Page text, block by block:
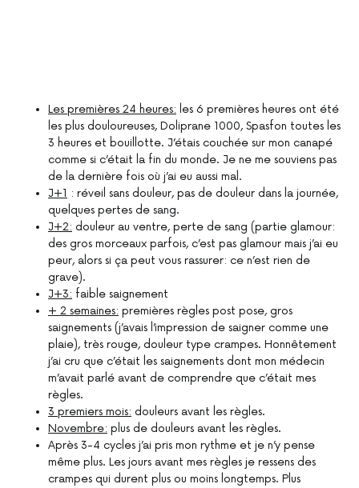
Les premières 24 heures: les 6 premières heures ont été
les plus douloureuses, Doliprane 1000, Spasfon toutes les
3 heures et bouillotte. J’étais couchée sur mon canapé
comme si c’était la fin du monde. Je ne me souviens pas
de la dernière fois où j’ai eu aussi mal.
J+1 : réveil sans douleur, pas de douleur dans la journée,
quelques pertes de sang.
J+2: douleur au ventre, perte de sang (partie glamour:
des gros morceaux parfois, c’est pas glamour mais j’ai eu
peur, alors si ça peut vous rassurer: ce n’est rien de
grave).
J+3: faible saignement
+ 2 semaines: premières règles post pose, gros
saignements (j’avais l’impression de saigner comme une
plaie), très rouge, douleur type crampes. Honnêtement
j’ai cru que c’était les saignements dont mon médecin
m’avait parlé avant de comprendre que c’était mes
règles.
3 premiers mois: douleurs avant les règles.
Novembre: plus de douleurs avant les règles.
Après 3-4 cycles j’ai pris mon rythme et je n’y pense
même plus. Les jours avant mes règles je ressens des
crampes qui durent plus ou moins longtemps. Plus